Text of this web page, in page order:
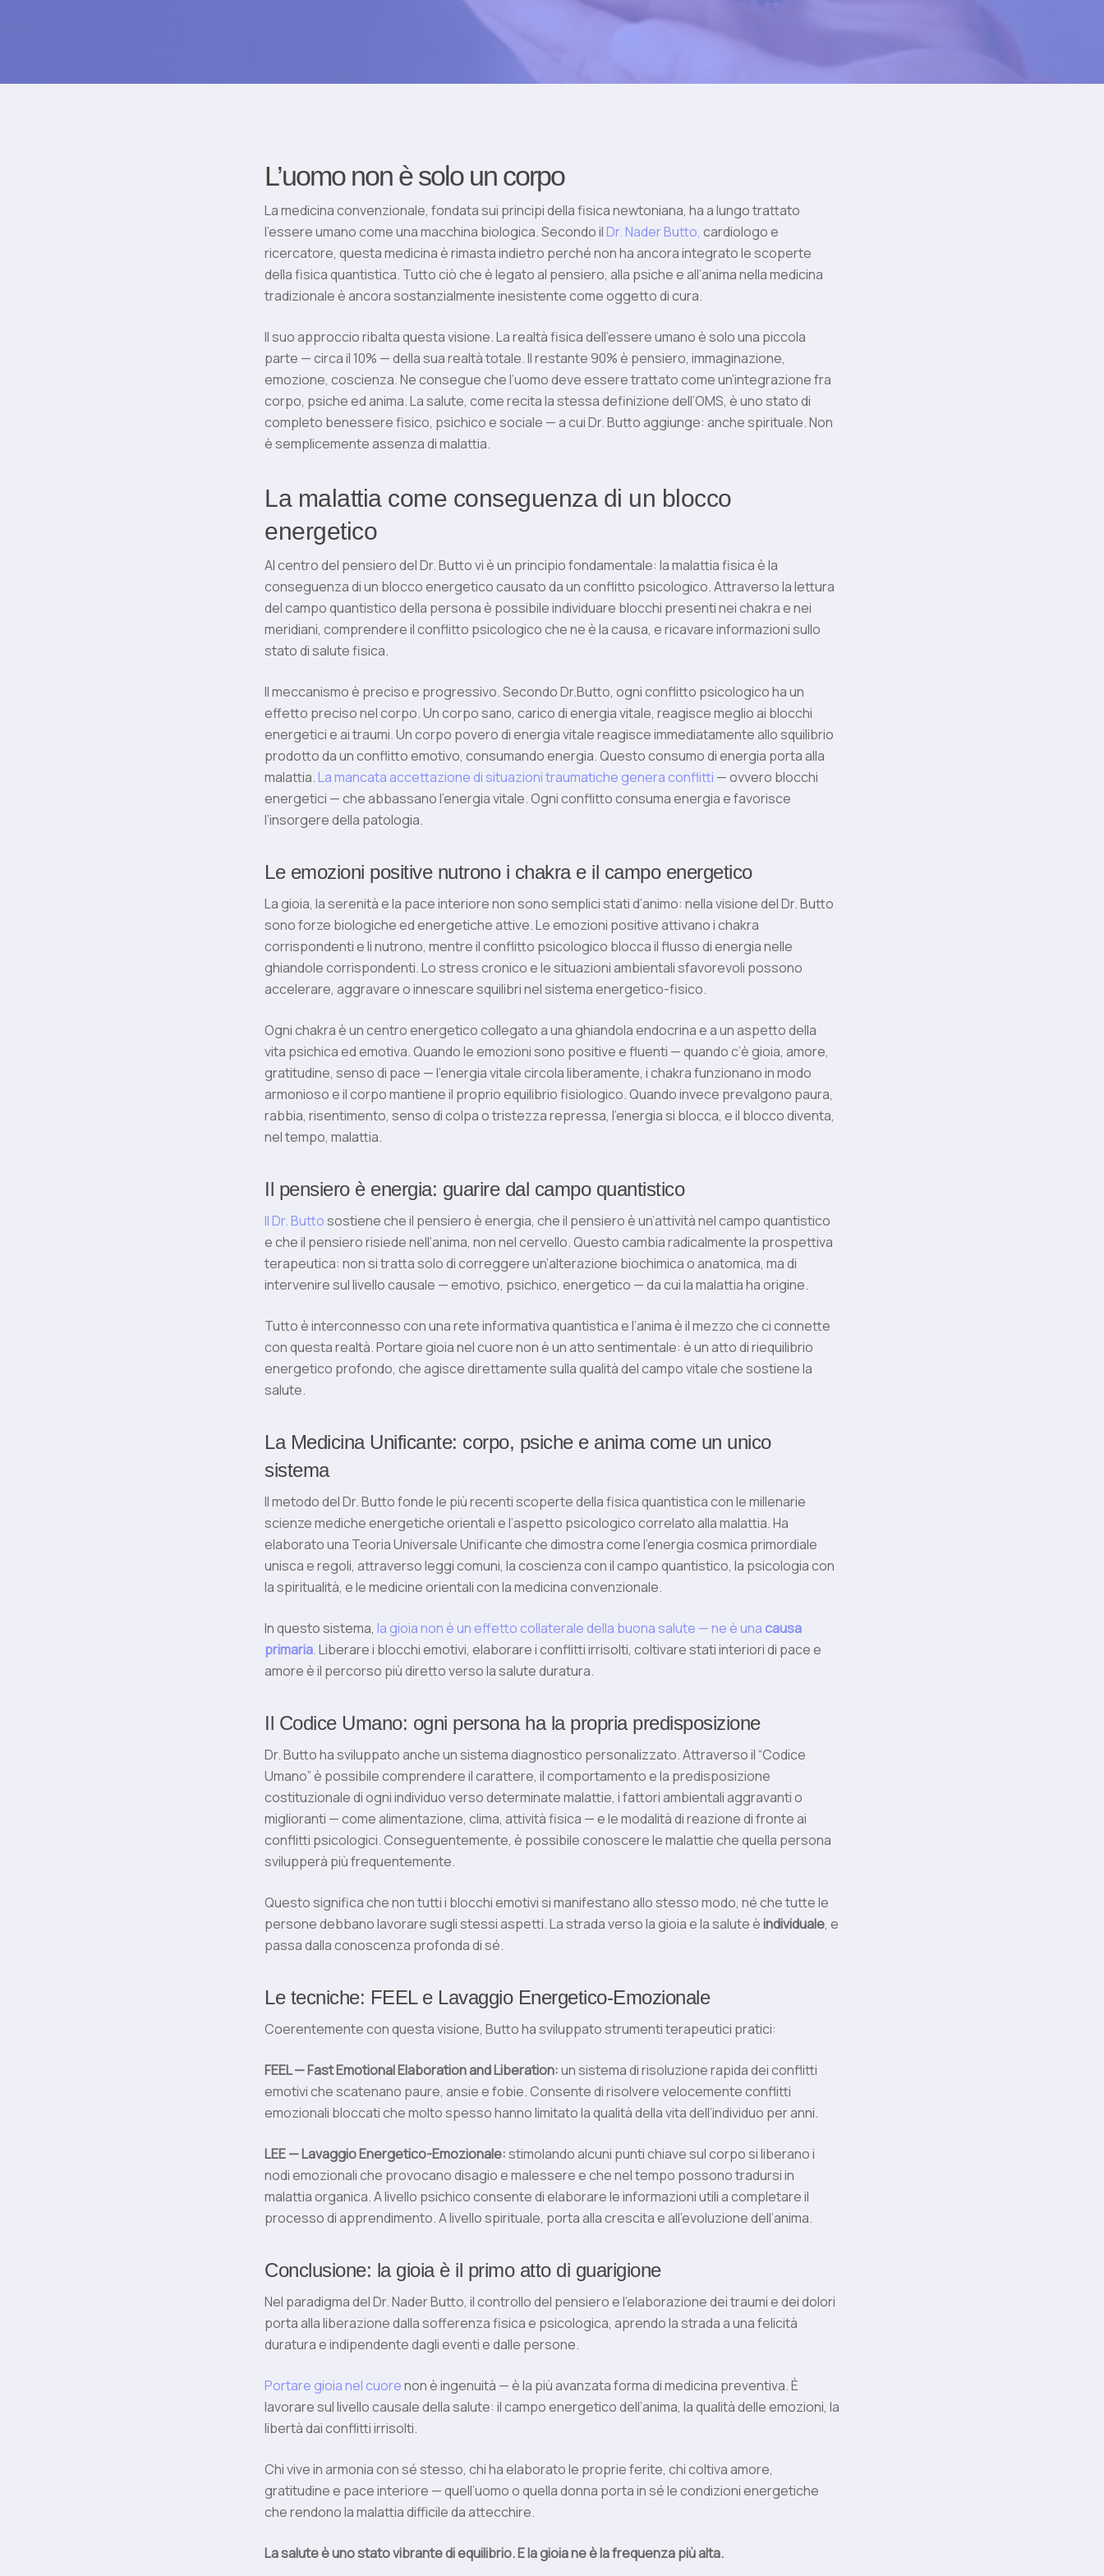
L’uomo non è solo un corpo
La medicina convenzionale, fondata sui principi della fisica newtoniana, ha a lungo trattato
l’essere umano come una macchina biologica. Secondo il Dr. Nader Butto, cardiologo e
ricercatore, questa medicina è rimasta indietro perché non ha ancora integrato le scoperte
della fisica quantistica. Tutto ciò che è legato al pensiero, alla psiche e all’anima nella medicina
tradizionale è ancora sostanzialmente inesistente come oggetto di cura.
Il suo approccio ribalta questa visione. La realtà fisica dell’essere umano è solo una piccola
parte — circa il 10% — della sua realtà totale. Il restante 90% è pensiero, immaginazione,
emozione, coscienza. Ne consegue che l’uomo deve essere trattato come un’integrazione fra
corpo, psiche ed anima. La salute, come recita la stessa definizione dell’OMS, è uno stato di
completo benessere fisico, psichico e sociale — a cui Dr. Butto aggiunge: anche spirituale. Non
è semplicemente assenza di malattia.
La malattia come conseguenza di un blocco
energetico
Al centro del pensiero del Dr. Butto vi è un principio fondamentale: la malattia fisica è la
conseguenza di un blocco energetico causato da un conflitto psicologico. Attraverso la lettura
del campo quantistico della persona è possibile individuare blocchi presenti nei chakra e nei
meridiani, comprendere il conflitto psicologico che ne è la causa, e ricavare informazioni sullo
stato di salute fisica.
Il meccanismo è preciso e progressivo. Secondo Dr.Butto, ogni conflitto psicologico ha un
effetto preciso nel corpo. Un corpo sano, carico di energia vitale, reagisce meglio ai blocchi
energetici e ai traumi. Un corpo povero di energia vitale reagisce immediatamente allo squilibrio
prodotto da un conflitto emotivo, consumando energia. Questo consumo di energia porta alla
malattia. La mancata accettazione di situazioni traumatiche genera conflitti — ovvero blocchi
energetici — che abbassano l’energia vitale. Ogni conflitto consuma energia e favorisce
l’insorgere della patologia.
Le emozioni positive nutrono i chakra e il campo energetico
La gioia, la serenità e la pace interiore non sono semplici stati d’animo: nella visione del Dr. Butto
sono forze biologiche ed energetiche attive. Le emozioni positive attivano i chakra
corrispondenti e li nutrono, mentre il conflitto psicologico blocca il flusso di energia nelle
ghiandole corrispondenti. Lo stress cronico e le situazioni ambientali sfavorevoli possono
accelerare, aggravare o innescare squilibri nel sistema energetico-fisico.
Ogni chakra è un centro energetico collegato a una ghiandola endocrina e a un aspetto della
vita psichica ed emotiva. Quando le emozioni sono positive e fluenti — quando c’è gioia, amore,
gratitudine, senso di pace — l’energia vitale circola liberamente, i chakra funzionano in modo
armonioso e il corpo mantiene il proprio equilibrio fisiologico. Quando invece prevalgono paura,
rabbia, risentimento, senso di colpa o tristezza repressa, l’energia si blocca, e il blocco diventa,
nel tempo, malattia.
Il pensiero è energia: guarire dal campo quantistico
Il Dr. Buttosostiene che il pensiero è energia, che il pensiero è un’attività nel campo quantistico
e che il pensiero risiede nell’anima, non nel cervello. Questo cambia radicalmente la prospettiva
terapeutica: non si tratta solo di correggere un’alterazione biochimica o anatomica, ma di
intervenire sul livello causale — emotivo, psichico, energetico — da cui la malattia ha origine.
Tutto è interconnesso con una rete informativa quantistica e l’anima è il mezzo che ci connette
con questa realtà. Portare gioia nel cuore non è un atto sentimentale: è un atto di riequilibrio
energetico profondo, che agisce direttamente sulla qualità del campo vitale che sostiene la
salute.
La Medicina Unificante: corpo, psiche e anima come un unico
sistema
Il metodo del Dr. Butto fonde le più recenti scoperte della fisica quantistica con le millenarie
scienze mediche energetiche orientali e l’aspetto psicologico correlato alla malattia. Ha
elaborato una Teoria Universale Unificante che dimostra come l’energia cosmica primordiale
unisca e regoli, attraverso leggi comuni, la coscienza con il campo quantistico, la psicologia con
la spiritualità, e le medicine orientali con la medicina convenzionale.
In questo sistema, la gioia non è un effetto collaterale della buona salute — ne è una causa
primaria.Liberare i blocchi emotivi, elaborare i conflitti irrisolti, coltivare stati interiori di pace e
amore è il percorso più diretto verso la salute duratura.
Il Codice Umano: ogni persona ha la propria predisposizione
Dr. Butto ha sviluppato anche un sistema diagnostico personalizzato. Attraverso il “Codice
Umano” è possibile comprendere il carattere, il comportamento e la predisposizione
costituzionale di ogni individuo verso determinate malattie, i fattori ambientali aggravanti o
miglioranti — come alimentazione, clima, attività fisica — e le modalità di reazione di fronte ai
conflitti psicologici. Conseguentemente, è possibile conoscere le malattie che quella persona
svilupperà più frequentemente.
Questo significa che non tutti i blocchi emotivi si manifestano allo stesso modo, né che tutte le
persone debbano lavorare sugli stessi aspetti. La strada verso la gioia e la salute èindividuale, e
passa dalla conoscenza profonda di sé.
Le tecniche: FEEL e Lavaggio Energetico-Emozionale
Coerentemente con questa visione, Butto ha sviluppato strumenti terapeutici pratici:
FEEL — Fast Emotional Elaboration and Liberation:un sistema di risoluzione rapida dei conflitti
emotivi che scatenano paure, ansie e fobie. Consente di risolvere velocemente conflitti
emozionali bloccati che molto spesso hanno limitato la qualità della vita dell’individuo per anni.
LEE — Lavaggio Energetico-Emozionale:stimolando alcuni punti chiave sul corpo si liberano i
nodi emozionali che provocano disagio e malessere e che nel tempo possono tradursi in
malattia organica. A livello psichico consente di elaborare le informazioni utili a completare il
processo di apprendimento. A livello spirituale, porta alla crescita e all’evoluzione dell’anima.
Conclusione: la gioia è il primo atto di guarigione
Nel paradigma del Dr. Nader Butto, il controllo del pensiero e l’elaborazione dei traumi e dei dolori
porta alla liberazione dalla sofferenza fisica e psicologica, aprendo la strada a una felicità
duratura e indipendente dagli eventi e dalle persone.
Portare gioia nel cuorenon è ingenuità — è la più avanzata forma di medicina preventiva. È
lavorare sul livello causale della salute: il campo energetico dell’anima, la qualità delle emozioni, la
libertà dai conflitti irrisolti.
Chi vive in armonia con sé stesso, chi ha elaborato le proprie ferite, chi coltiva amore,
gratitudine e pace interiore — quell’uomo o quella donna porta in sé le condizioni energetiche
che rendono la malattia difficile da attecchire.
La salute è uno stato vibrante di equilibrio. E la gioia ne è la frequenza più alta.